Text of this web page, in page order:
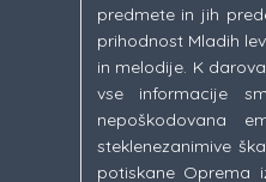
predmete in jih
prihodnost Mladih
in melodije. K
vse informacije
nepoškodovana
steklenezanimive
potiskane Oprema